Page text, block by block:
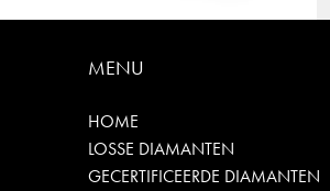
MENU
HOME
LOSSE DIAMANTEN
GECERTIFICEERDE DIAMANTEN